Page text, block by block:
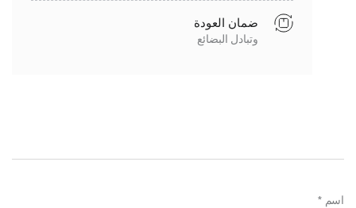
ضمان العودة
وتبادل البضائع
اسم *